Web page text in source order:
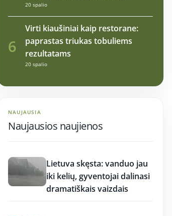
20 spalio
6
Virti kiaušiniai kaip restorane:
paprastas triukas tobuliems
rezultatams
20 spalio
NAUJAUSIA
Naujausios naujienos
Lietuva skęsta: vanduo jau
iki kelių, gyventojai dalinasi
dramatiškais vaizdais